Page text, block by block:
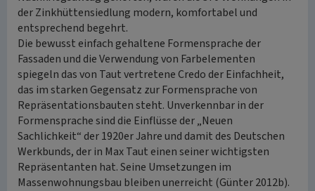
der Zinkhüttensiedlung modern, komfortabel und
entsprechend begehrt.
Die bewusst einfach gehaltene Formensprache der
Fassaden und die Verwendung von Farbelementen
spiegeln das von Taut vertretene Credo der Einfachheit,
das im starken Gegensatz zur Formensprache von
Repräsentationsbauten steht. Unverkennbar in der
Formensprache sind die Einflüsse der „Neuen
Sachlichkeit“ der 1920er Jahre und damit des Deutschen
Werkbunds, der in Max Taut einen seiner wichtigsten
Repräsentanten hat. Seine Umsetzungen im
Massenwohnungsbau bleiben unerreicht (Günter 2012b).